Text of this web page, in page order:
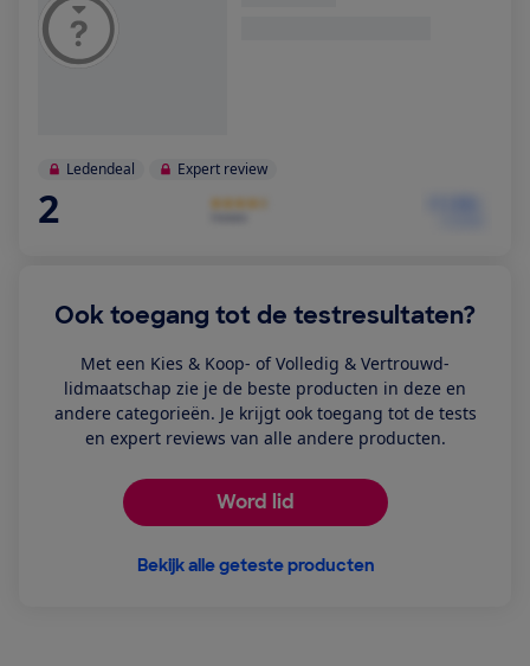
Ledendeal Expert review
2
Ook toegang tot de testresultaten?
Met een Kies & Koop- of Volledig & Vertrouwd-
lidmaatschap zie je de beste producten in deze en
andere categorieën. Je krijgt ook toegang tot de tests
en expert reviews van alle andere producten.
Word lid
Bekijk alle geteste producten